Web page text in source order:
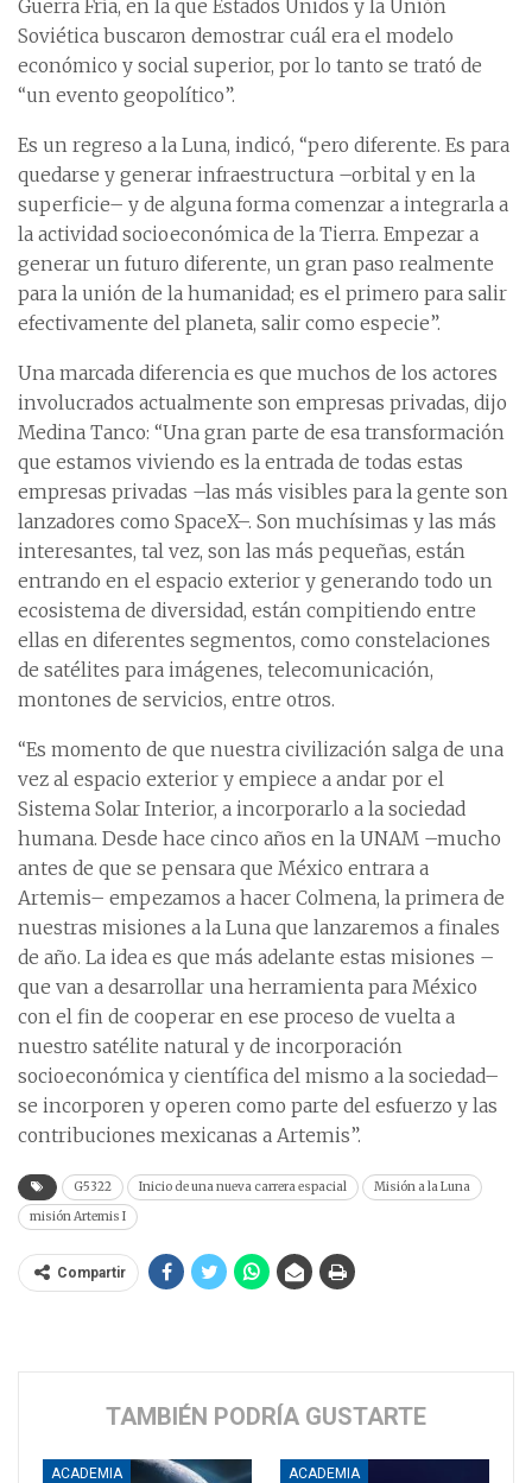
Guerra Fría, en la que Estados Unidos y la Unión
Soviética buscaron demostrar cuál era el modelo
económico y social superior, por lo tanto se trató de
“un evento geopolítico”.
Es un regreso a la Luna, indicó, “pero diferente. Es para
quedarse y generar infraestructura –orbital y en la
superficie– y de alguna forma comenzar a integrarla a
la actividad socioeconómica de la Tierra. Empezar a
generar un futuro diferente, un gran paso realmente
para la unión de la humanidad; es el primero para salir
efectivamente del planeta, salir como especie”.
Una marcada diferencia es que muchos de los actores
involucrados actualmente son empresas privadas, dijo
Medina Tanco: “Una gran parte de esa transformación
que estamos viviendo es la entrada de todas estas
empresas privadas –las más visibles para la gente son
lanzadores como SpaceX–. Son muchísimas y las más
interesantes, tal vez, son las más pequeñas, están
entrando en el espacio exterior y generando todo un
ecosistema de diversidad, están compitiendo entre
ellas en diferentes segmentos, como constelaciones
de satélites para imágenes, telecomunicación,
montones de servicios, entre otros.
“Es momento de que nuestra civilización salga de una
vez al espacio exterior y empiece a andar por el
Sistema Solar Interior, a incorporarlo a la sociedad
humana. Desde hace cinco años en la UNAM –mucho
antes de que se pensara que México entrara a
Artemis– empezamos a hacer Colmena, la primera de
nuestras misiones a la Luna que lanzaremos a finales
de año. La idea es que más adelante estas misiones –
que van a desarrollar una herramienta para México
con el fin de cooperar en ese proceso de vuelta a
nuestro satélite natural y de incorporación
socioeconómica y científica del mismo a la sociedad–
se incorporen y operen como parte del esfuerzo y las
contribuciones mexicanas a Artemis”.
G5322 Inicio de una nueva carrera espacial
Misión a la Luna
misión Artemis I
Compartir
TAMBIÉN PODRÍA GUSTARTE
ACADEMIA ACADEMIA